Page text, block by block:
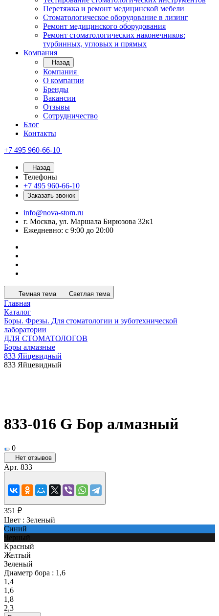
Перетяжка и ремонт медицинской мебели
Стоматологическое оборудование в лизинг
Ремонт медицинского оборудования
Ремонт стоматологических наконечников:
турбинных, угловых и прямых
Компания
Назад
Компания
О компании
Бренды
Вакансии
Отзывы
Сотрудничество
Блог
Контакты
+7 495 960-66-10
Назад
Телефоны
+7 495 960-66-10
Заказать звонок
info@nova-stom.ru
г. Москва, ул. Маршала Бирюзова 32к1
Ежедневно: с 9:00 до 20:00
Темная тема Светлая тема
Главная
Каталог
Боры. Фрезы. Для стоматологии и зуботехнической
лаборатории
ДЛЯ СТОМАТОЛОГОВ
Боры алмазные
833 Яйцевидный
833 Яйцевидный
833-016 G Бор алмазный
0
Нет отзывов
Арт. 833
351 ₽
Цвет : Зеленый
Синий
Черный
Красный
Желтый
Зеленый
Диаметр бора : 1,6
1,4
1,6
1,8
2,3